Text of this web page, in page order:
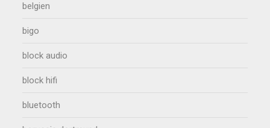
belgien
bigo
block audio
block hifi
bluetooth